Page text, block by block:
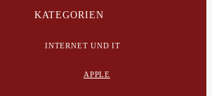
KATEGORIEN
INTERNET UND IT
APPLE